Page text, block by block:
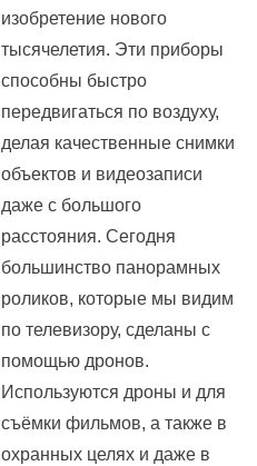
изобретение нового
тысячелетия. Эти приборы
способны быстро
передвигаться по воздуху,
делая качественные снимки
объектов и видеозаписи
даже с большого
расстояния. Сегодня
большинство панорамных
роликов, которые мы видим
по телевизору, сделаны с
помощью дронов.
Используются дроны и для
съёмки фильмов, а также в
охранных целях и даже в